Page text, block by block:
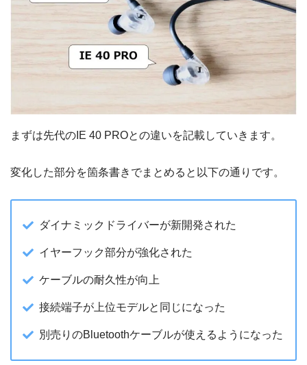
まずは先代のIE 40 PROとの違いを記載していきます。
変化した部分を箇条書きでまとめると以下の通りです。
ダイナミックドライバーが新開発された
イヤーフック部分が強化された
ケーブルの耐久性が向上
接続端子が上位モデルと同じになった
別売りのBluetoothケーブルが使えるようになった